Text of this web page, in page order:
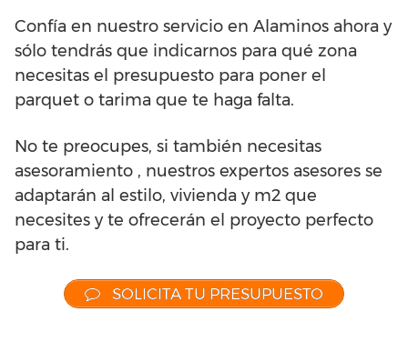
Confía en nuestro servicio en Alaminos ahora y
sólo tendrás que indicarnos para qué zona
necesitas el presupuesto para poner el
parquet o tarima que te haga falta.
No te preocupes, si también necesitas
asesoramiento , nuestros expertos asesores se
adaptarán al estilo, vivienda y m2 que
necesites y te ofrecerán el proyecto perfecto
para ti.
SOLICITA TU PRESUPUESTO